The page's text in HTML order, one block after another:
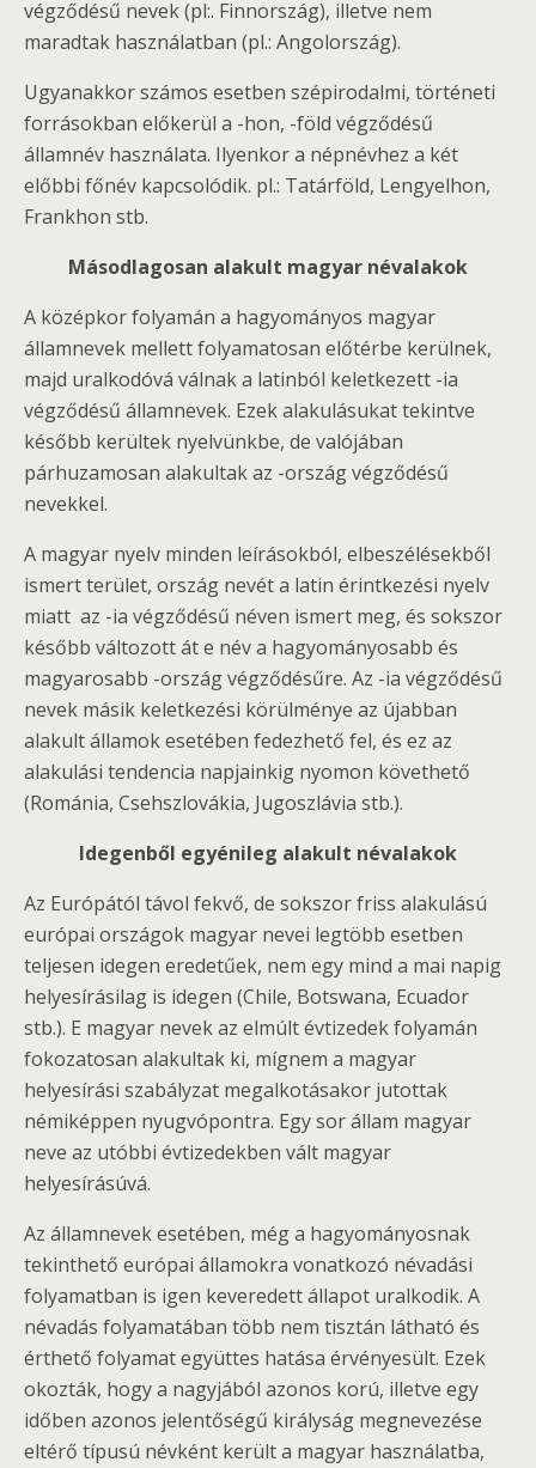
végződésű nevek (pl:. Finnország), illetve nem
maradtak használatban (pl.: Angolország).
Ugyanakkor számos esetben szépirodalmi, történeti
forrásokban előkerül a -hon, -föld végződésű
államnév használata. Ilyenkor a népnévhez a két
előbbi főnév kapcsolódik. pl.: Tatárföld, Lengyelhon,
Frankhon stb.
Másodlagosan alakult magyar névalakok
A középkor folyamán a hagyományos magyar
államnevek mellett folyamatosan előtérbe kerülnek,
majd uralkodóvá válnak a latinból keletkezett -ia
végződésű államnevek. Ezek alakulásukat tekintve
később kerültek nyelvünkbe, de valójában
párhuzamosan alakultak az -ország végződésű
nevekkel.
A magyar nyelv minden leírásokból, elbeszélésekből
ismert terület, ország nevét a latin érintkezési nyelv
miatt az -ia végződésű néven ismert meg, és sokszor
később változott át e név a hagyományosabb és
magyarosabb -ország végződésűre. Az -ia végződésű
nevek másik keletkezési körülménye az újabban
alakult államok esetében fedezhető fel, és ez az
alakulási tendencia napjainkig nyomon követhető
(Románia, Csehszlovákia, Jugoszlávia stb.).
Idegenből egyénileg alakult névalakok
Az Európától távol fekvő, de sokszor friss alakulású
európai országok magyar nevei legtöbb esetben
teljesen idegen eredetűek, nem egy mind a mai napig
helyesírásilag is idegen (Chile, Botswana, Ecuador
stb.). E magyar nevek az elmúlt évtizedek folyamán
fokozatosan alakultak ki, mígnem a magyar
helyesírási szabályzat megalkotásakor jutottak
némiképpen nyugvópontra. Egy sor állam magyar
neve az utóbbi évtizedekben vált magyar
helyesírásúvá.
Az államnevek esetében, még a hagyományosnak
tekinthető európai államokra vonatkozó névadási
folyamatban is igen keveredett állapot uralkodik. A
névadás folyamatában több nem tisztán látható és
érthető folyamat együttes hatása érvényesült. Ezek
okozták, hogy a nagyjából azonos korú, illetve egy
időben azonos jelentőségű királyság megnevezése
eltérő típusú névként került a magyar használatba,